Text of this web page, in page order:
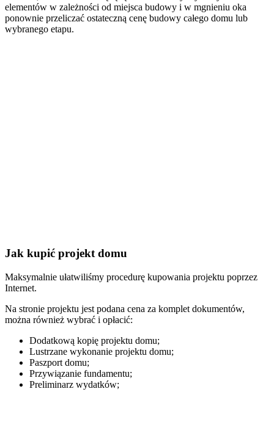
elementów w zależności od miejsca budowy i w mgnieniu oka
ponownie przeliczać ostateczną cenę budowy całego domu lub
wybranego etapu.
Jak kupić projekt domu
Maksymalnie ułatwiliśmy procedurę kupowania projektu poprzez
Internet.
Na stronie projektu jest podana cena za komplet dokumentów,
można również wybrać i opłacić:
Dodatkową kopię projektu domu;
Lustrzane wykonanie projektu domu;
Paszport domu;
Przywiązanie fundamentu;
Preliminarz wydatków;